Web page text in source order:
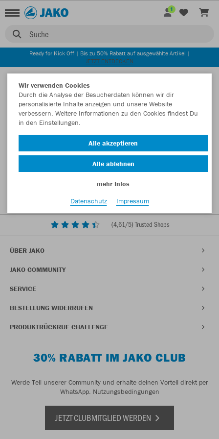
Suche
1
Ready for Kick Off | Bis zu 50% Rabatt auf ausgewählte Artikel |
JETZT ENTDECKEN
(4,61/5) Trusted Shops
ÜBER JAKO
JAKO COMMUNITY
SERVICE
BESTELLUNG WIDERRUFEN
PRODUKTRÜCKRUF CHALLENGE
30% RABATT IM JAKO CLUB
Werde Teil unserer Community und erhalte deinen Vorteil direkt per
WhatsApp. Nutzungsbedingungen
JETZT CLUBMITGLIED WERDEN
Wir verwenden Cookies
Durch die Analyse der Besucherdaten können wir dir
personalisierte Inhalte anzeigen und unsere Website
verbessern. Weitere Informationen zu den Cookies findest Du
in den Einstellungen.
Alle akzeptieren
Alle ablehnen
mehr Infos
Datenschutz
Impressum